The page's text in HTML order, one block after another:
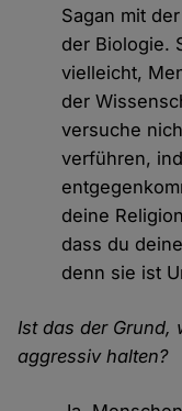
Sagan mit
der Biologie.
vielleicht,
der
versuche
verführen,
deine
dass du
denn sie ist
Ist das der Grund,
aggressiv halten?